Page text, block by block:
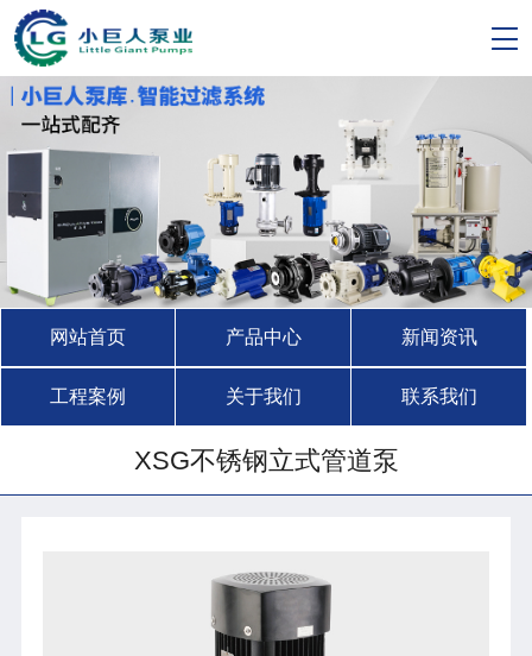
网站首页 产品中心 新闻资讯
工程案例 关于我们 联系我们
XSG不锈钢立式管道泵